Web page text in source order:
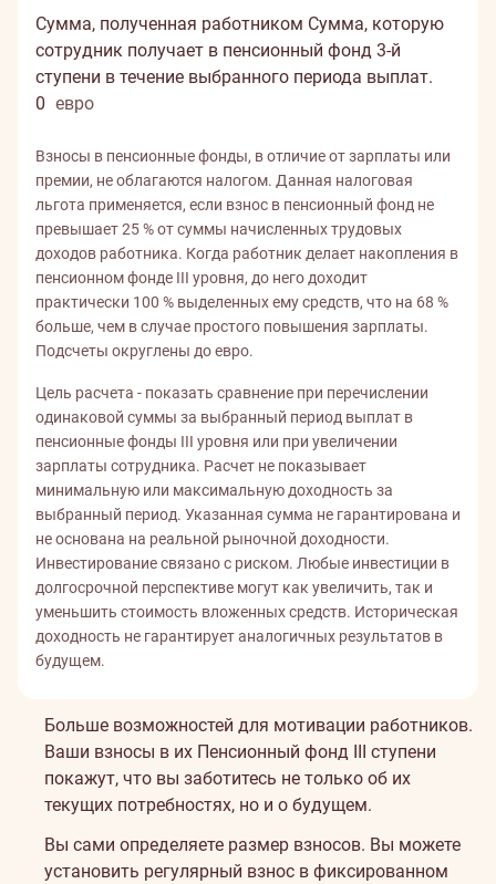
Сумма, полученная работником Сумма, которую
сотрудник получает в пенсионный фонд 3-й
ступени в течение выбранного периода выплат.
0 евро
Взносы в пенсионные фонды, в отличие от зарплаты или
премии, не облагаются налогом. Данная налоговая
льгота применяется, если взнос в пенсионный фонд не
превышает 25 % от суммы начисленных трудовых
доходов работника. Когда работник делает накопления в
пенсионном фонде III уровня, до него доходит
практически 100 % выделенных ему средств, что на 68 %
больше, чем в случае простого повышения зарплаты.
Подсчеты округлены до евро.
Цель расчета - показать сравнение при перечислении
одинаковой суммы за выбранный период выплат в
пенсионные фонды III уровня или при увеличении
зарплаты сотрудника. Расчет не показывает
минимальную или максимальную доходность за
выбранный период. Указанная сумма не гарантирована и
не основана на реальной рыночной доходности.
Инвестирование связано с риском. Любые инвестиции в
долгосрочной перспективе могут как увеличить, так и
уменьшить стоимость вложенных средств. Историческая
доходность не гарантирует аналогичных результатов в
будущем.
Больше возможностей для мотивации работников.
Ваши взносы в их Пенсионный фонд III ступени
покажут, что вы заботитесь не только об их
текущих потребностях, но и о будущем.
Вы сами определяете размер взносов. Вы можете
установить регулярный взнос в фиксированном